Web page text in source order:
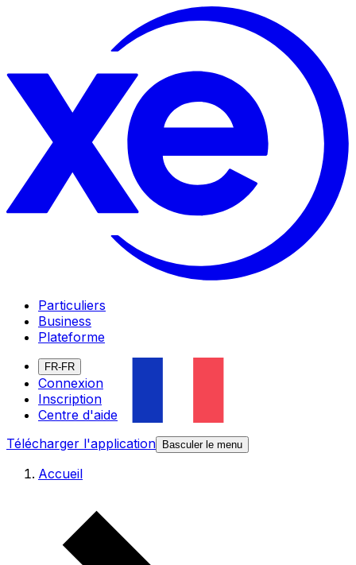
Particuliers
Business
Plateforme
FR-FR
Connexion
Inscription
Centre d'aide
Télécharger l'application
Basculer le menu
Accueil